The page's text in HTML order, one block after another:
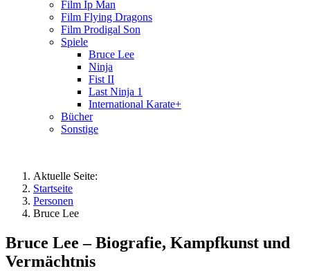
Film Ip Man
Film Flying Dragons
Film Prodigal Son
Spiele
Bruce Lee
Ninja
Fist II
Last Ninja 1
International Karate+
Bücher
Sonstige
Aktuelle Seite:
Startseite
Personen
Bruce Lee
Bruce Lee – Biografie, Kampfkunst und
Vermächtnis